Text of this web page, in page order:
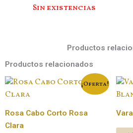
Sin existencias
Productos
Productos relacionados
¡Oferta!
Rosa Cabo Corto Rosa
Clara